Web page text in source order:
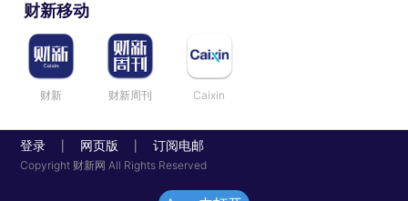
财新移动
财新 财新周刊 Caixin
登录 网页版 订阅电邮
Copyright 财新网 All Rights Reserved